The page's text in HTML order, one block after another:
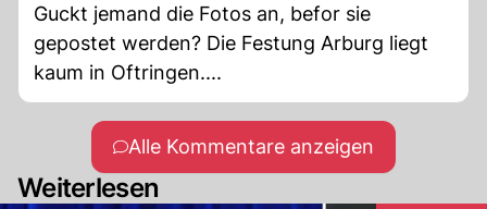
Guckt jemand die Fotos an, befor sie
gepostet werden? Die Festung Arburg liegt
kaum in Oftringen....
Alle Kommentare anzeigen
Weiterlesen